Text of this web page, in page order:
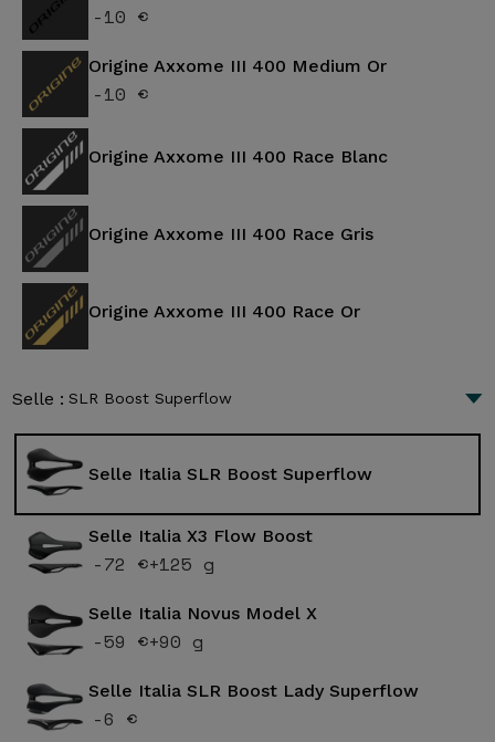
-10 €
Origine Axxome III 400 Medium Or
-10 €
Origine Axxome III 400 Race Blanc
Origine Axxome III 400 Race Gris
Origine Axxome III 400 Race Or
Selle : SLR Boost Superflow
Selle Italia SLR Boost Superflow
Selle Italia X3 Flow Boost
-72 €+125 g
Selle Italia Novus Model X
-59 €+90 g
Selle Italia SLR Boost Lady Superflow
-6 €